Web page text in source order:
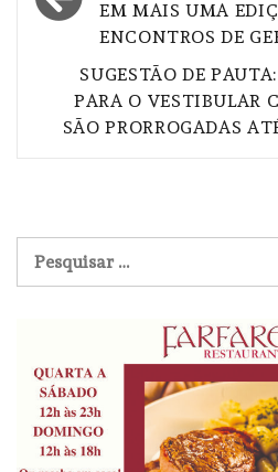
Post
EM MAIS UMA
ENCONTROS DE
SUGESTÃO DE
PARA O VESTIBULAR
SÃO PRORROGADAS
por: